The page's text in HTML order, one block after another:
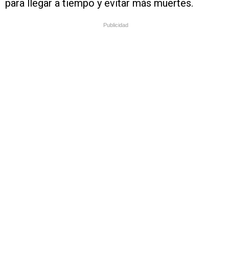
para llegar a tiempo y evitar más muertes.
Publicidad